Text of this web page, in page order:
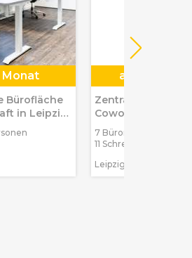
Bürofläche
in Leipzig-
ab
Zentrale
Coworking in
7 Büroräume max. 20
11 Schreibtischplätze
Leipzig, Zentrum